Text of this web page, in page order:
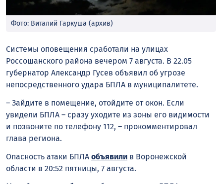
Фото: Виталий Гаркуша (архив)
Системы оповещения сработали на улицах
Россошанского района вечером 7 августа. В 22.05
губернатор Александр Гусев объявил об угрозе
непосредственного удара БПЛА в муниципалитете.
– Зайдите в помещение, отойдите от окон. Если
увидели БПЛА – сразу уходите из зоны его видимости
и позвоните по телефону 112, – прокомментировал
глава региона.
Опасность атаки БПЛА объявили в Воронежской
области в 20:52 пятницы, 7 августа.